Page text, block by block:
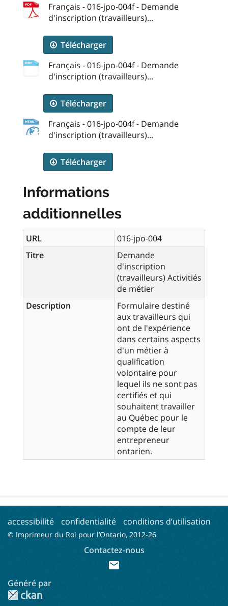
Français - 016-jpo-004f - Demande
d'inscription (travailleurs)...
Télécharger
Français - 016-jpo-004f - Demande
d'inscription (travailleurs)...
Télécharger
Français - 016-jpo-004f - Demande
d'inscription (travailleurs)...
Télécharger
Informations
additionnelles
URL
016-jpo-004
Titre
Demande
d'inscription
(travailleurs) Activitiés
de métier
Description
Formulaire destiné
aux travailleurs qui
ont de l'expérience
dans certains aspects
d'un métier à
qualification
volontaire pour
lequel ils ne sont pas
certifiés et qui
souhaitent travailler
au Québec pour le
compte de leur
entrepreneur
ontarien.
accessibilité confidentialité conditions d’utilisation
© Imprimeur du Roi pour l’Ontario, 2012-26
Contactez-nous
mail
Généré par